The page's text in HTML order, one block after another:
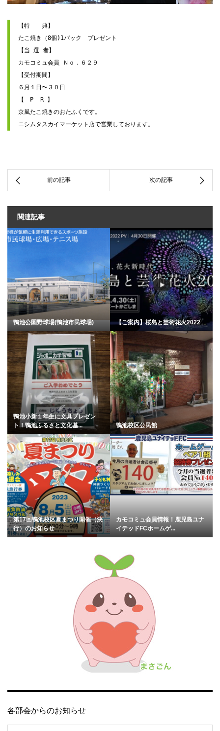
【特　　典】
たこ焼き（8個)1パック　プレゼント
【当 選 者】
カモコミュ会員 Ｎｏ．６２９
【受付期間】
６月１日〜３０日
【　P  R 】
京風たこ焼きのおたふくです。
ニシムタスカイマーケット店で営業しております。
関連記事
鴨池公園野球場(鴨池市民球場) 【ご案内】桜島と芸術花火2022
鴨池小新１年生に文具プレゼン
ト！鴨池ふるさと文化基...
鴨池校区公民館
第17回鴨池校区夏まつり開催（決
行）のお知らせ
カモコミュ会員情報！鹿児島ユナ
イテッドFCホームゲ...
各部会からのお知らせ